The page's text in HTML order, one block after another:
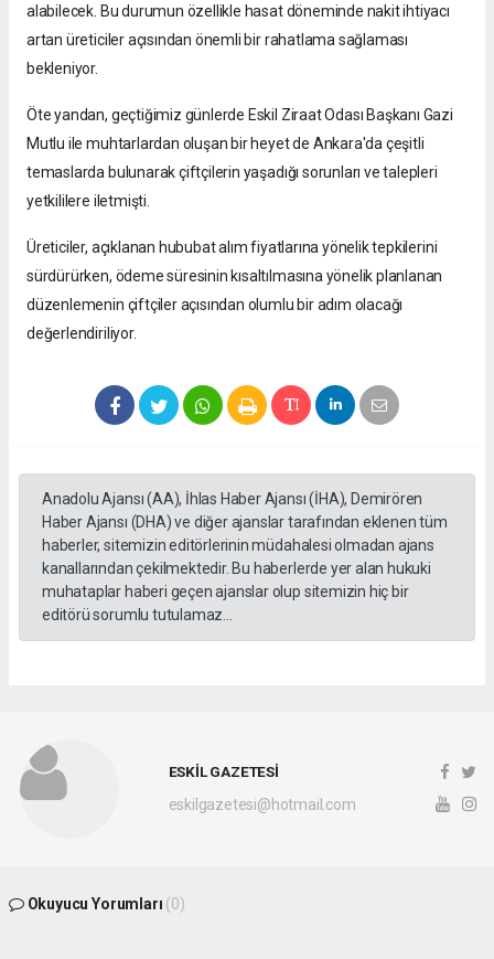
alabilecek. Bu durumun özellikle hasat döneminde nakit ihtiyacı
artan üreticiler açısından önemli bir rahatlama sağlaması
bekleniyor.
Öte yandan, geçtiğimiz günlerde Eskil Ziraat Odası Başkanı Gazi
Mutlu ile muhtarlardan oluşan bir heyet de Ankara'da çeşitli
temaslarda bulunarak çiftçilerin yaşadığı sorunları ve talepleri
yetkililere iletmişti.
Üreticiler, açıklanan hububat alım fiyatlarına yönelik tepkilerini
sürdürürken, ödeme süresinin kısaltılmasına yönelik planlanan
düzenlemenin çiftçiler açısından olumlu bir adım olacağı
değerlendiriliyor.
Anadolu Ajansı (AA), İhlas Haber Ajansı (İHA), Demirören
Haber Ajansı (DHA) ve diğer ajanslar tarafından eklenen tüm
haberler, sitemizin editörlerinin müdahalesi olmadan ajans
kanallarından çekilmektedir. Bu haberlerde yer alan hukuki
muhataplar haberi geçen ajanslar olup sitemizin hiç bir
editörü sorumlu tutulamaz...
ESKİL GAZETESİ
eskilgazetesi@hotmail.com
Okuyucu Yorumları (0)